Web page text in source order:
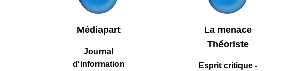
Médiapart
Journal
d'information
La menace
Théoriste
Esprit critique -